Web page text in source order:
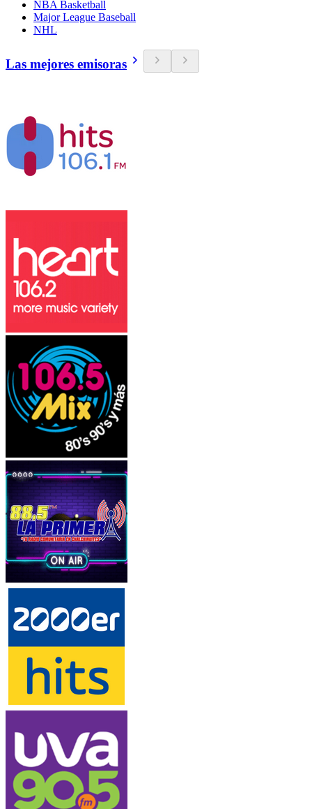
NBA Basketball
Major League Baseball
NHL
Las mejores emisoras